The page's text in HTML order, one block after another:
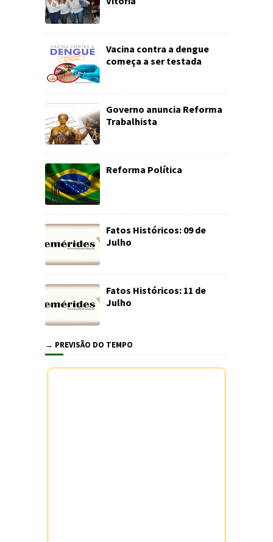
Vacina contra a dengue
começa a ser testada
Governo anuncia Reforma
Trabalhista
Reforma Política
Fatos Históricos: 09 de
Julho
Fatos Históricos: 11 de
Julho
→ PREVISÃO DO TEMPO